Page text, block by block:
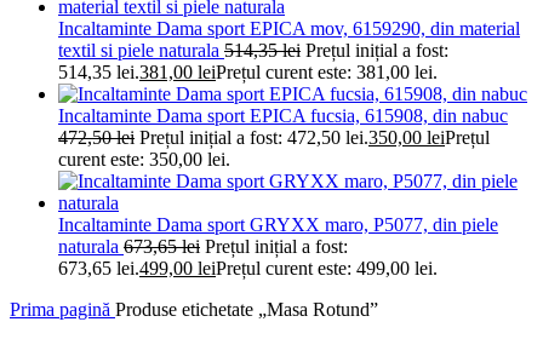
Incaltaminte Dama sport EPICA mov, 6159290, din material
textil si piele naturala 514,35lei Prețul inițial a fost:
514,35 lei.381,00 leiPrețul curent este: 381,00 lei.
Incaltaminte Dama sport EPICA fucsia, 615908, din nabuc
472,50lei Prețul inițial a fost: 472,50 lei.350,00 leiPrețul
curent este: 350,00 lei.
Incaltaminte Dama sport GRYXX maro, P5077, din piele
naturala 673,65lei Prețul inițial a fost:
673,65 lei.499,00 leiPrețul curent este: 499,00 lei.
Prima pagină Produse etichetate „Masa Rotund”